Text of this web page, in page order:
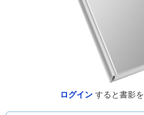
ログイン すると書影